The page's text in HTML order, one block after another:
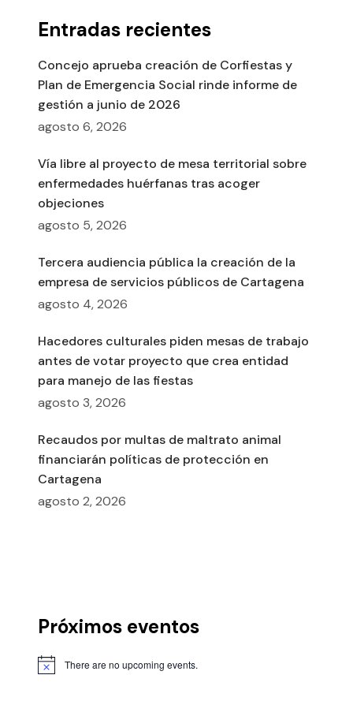
Entradas recientes
Concejo aprueba creación de Corfiestas y
Plan de Emergencia Social rinde informe de
gestión a junio de 2026
agosto 6, 2026
Vía libre al proyecto de mesa territorial sobre
enfermedades huérfanas tras acoger
objeciones
agosto 5, 2026
Tercera audiencia pública la creación de la
empresa de servicios públicos de Cartagena
agosto 4, 2026
Hacedores culturales piden mesas de trabajo
antes de votar proyecto que crea entidad
para manejo de las fiestas
agosto 3, 2026
Recaudos por multas de maltrato animal
financiarán políticas de protección en
Cartagena
agosto 2, 2026
Próximos eventos
There are no upcoming events.